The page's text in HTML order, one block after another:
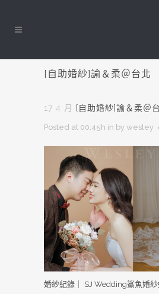
[自助婚紗]諭＆柔＠台北
17 4 月 [自助婚紗]諭＆柔＠
Posted at 00:45h in by wesley
婚紗紀錄｜ SJ Wedding鯊魚婚